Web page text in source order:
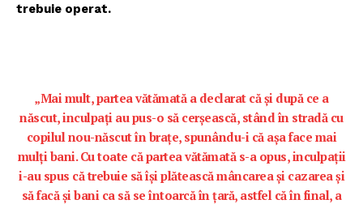
trebuie operat.
„Mai mult, partea vătămată a declarat că și după ce a
născut, inculpați au pus-o să cerșească, stând în stradă cu
copilul nou-născut în brațe, spunându-i că așa face mai
mulți bani. Cu toate că partea vătămată s-a opus, inculpații
i-au spus că trebuie să își plătească mâncarea și cazarea și
să facă și bani ca să se întoarcă în țară, astfel că în final, a